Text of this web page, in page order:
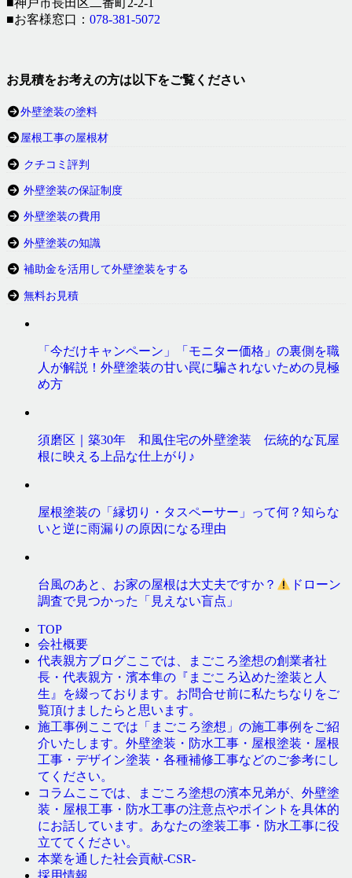
■神戸市長田区二番町2-2-1
■お客様窓口： 078-381-5072
お見積をお考えの方は以下をご覧ください
外壁塗装の塗料
屋根工事の屋根材
クチコミ評判
外壁塗装の保証制度
外壁塗装の費用
外壁塗装の知識
補助金を活用して外壁塗装をする
無料お見積
「今だけキャンペーン」「モニター価格」の裏側を職
人が解説！外壁塗装の甘い罠に騙されないための見極
め方
須磨区｜築30年 和風住宅の外壁塗装 伝統的な瓦屋
根に映える上品な仕上がり♪
屋根塗装の「縁切り・タスペーサー」って何？知らな
いと逆に雨漏りの原因になる理由
台風のあと、お家の屋根は大丈夫ですか？
ドローン
調査で見つかった「見えない盲点」
TOP
会社概要
代表親方ブログここでは、まごころ塗想の創業者社
長・代表親方・濱本隼の『まごころ込めた塗装と人
生』を綴っております。お問合せ前に私たちなりをご
覧頂けましたらと思います。
施工事例 ここでは「まごころ塗想」の施工事例をご紹
介いたします。外壁塗装・防水工事・屋根塗装・屋根
工事・デザイン塗装・各種補修工事などのご参考にし
てください。
コラム ここでは、まごころ塗想の濱本兄弟が、外壁塗
装・屋根工事・防水工事の注意点やポイントを具体的
にお話しています。あなたの塗装工事・防水工事に役
立ててください。
本業を通した社会貢献-CSR-
採用情報